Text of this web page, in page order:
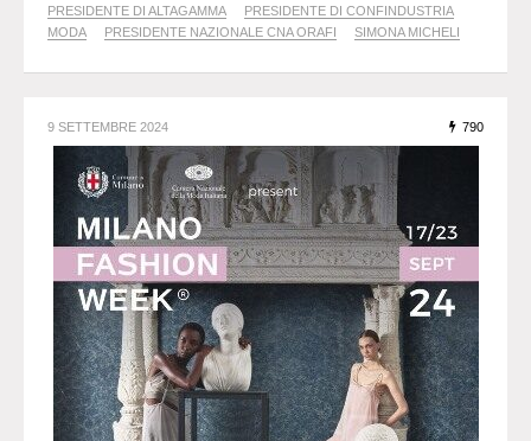
PRESIDENTE DI ALTAGAMMA
PRESIDENTE DI CONFINDUSTRIA
MODA
PRESIDENTE NAZIONALE CNA ORAFI SIMONA MICHELI
9 SETTEMBRE 2024 790